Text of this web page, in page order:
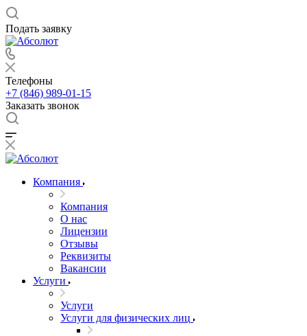
Подать заявку
Телефоны
+7 (846) 989-01-15
Заказать звонок
Компания
Компания
О нас
Лицензии
Отзывы
Реквизиты
Вакансии
Услуги
Услуги
Услуги для физических лиц